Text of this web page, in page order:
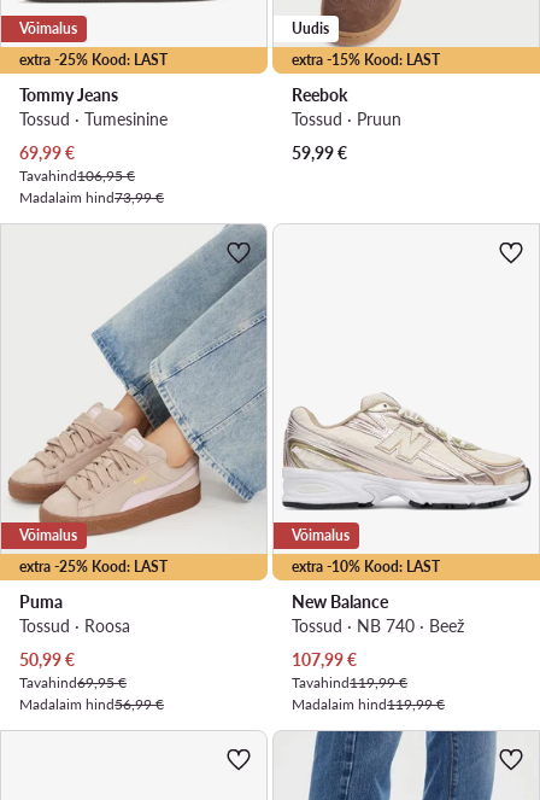
extra -25% Kood: LAST
Võimalus
Tommy Jeans
Tossud · Tumesinine
Praegune hind
69,99€
Tavahind106,95 €
Madalaim hind73,99 €
extra -15% Kood: LAST
Uudis
Reebok
Tossud · Pruun
59,99€
extra -25% Kood: LAST
Võimalus
Puma
Tossud · Roosa
Praegune hind
50,99€
Tavahind69,95 €
Madalaim hind56,99 €
extra -10% Kood: LAST
Võimalus
New Balance
Tossud · NB 740 · Beež
Praegune hind
107,99€
Tavahind119,99 €
Madalaim hind119,99 €